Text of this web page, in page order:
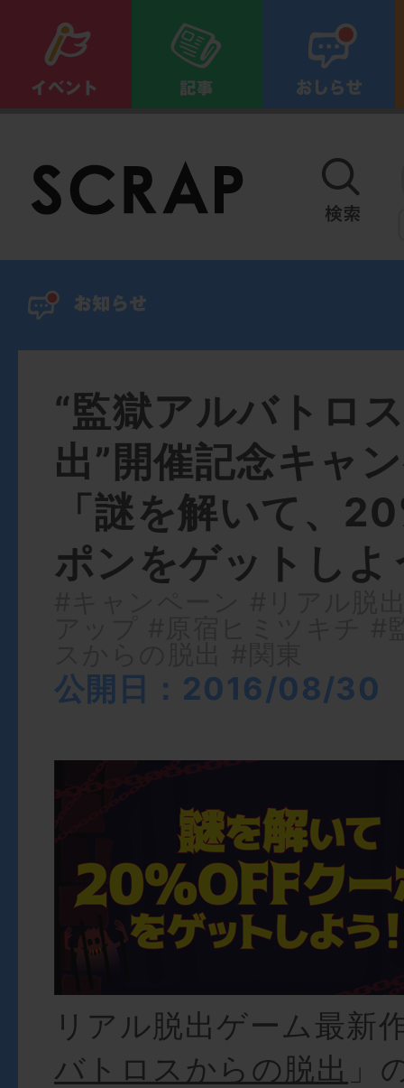
“監獄アルバトロ
出”開催記念キャ
「謎を解いて、
ポンをゲットしよ
公開日：2016/08/30
リアル脱出ゲーム最新
バトロスからの脱出 」